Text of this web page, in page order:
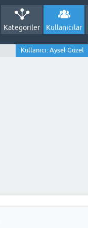
Kategoriler Kullanıcılar
Kullanıcı: Aysel Güzel